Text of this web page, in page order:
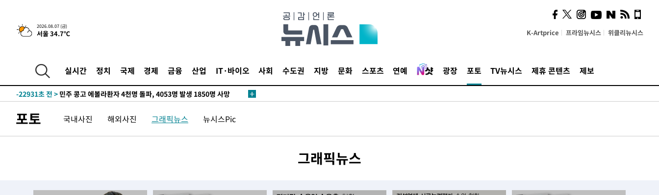
2026.08.07 (금)
서울 34.7℃ K-Artprice 프라임뉴시스 위클리뉴시스
실시간 정치 국제 경제 금융 산업 IT·바이오 사회 수도권 지방 문화 스포츠 연예 광장 포토 TV뉴시스 제휴 콘텐츠 제보
-5267초 전 > [속보] 뉴욕증시, 일제 하락 마감…나스닥 0.06%↓
25.3%↑
-26465초 전 >
[속보]'채상병 순직 책임' 임성근, 항소심도 징역 3년
-26331초 전 >
-22931초 전 > 민주 콩고 에볼라환자 4천명 돌파, 4053명 발생 1850명 사망
-21375초 전 >
"미 전국적 살모네라 식중독 원인은 멕시코산 할라피뇨"-- CDC
-19888초 전 >[속보]경찰·노동부, HL만도 평택사업장 끼임 사망 관련 압수수색
-19306초 전 >[속보]코스닥, 5.95포인트(0.74%) 상승한 807.62개장
포토 국내사진 해외사진 그래픽뉴스 뉴시스Pic
그래픽뉴스